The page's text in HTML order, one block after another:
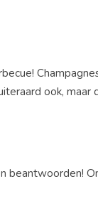
ook, maar
beantwoorden!